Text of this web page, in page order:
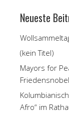
Neueste
(kein Titel)
Mayors for
Afro“ im